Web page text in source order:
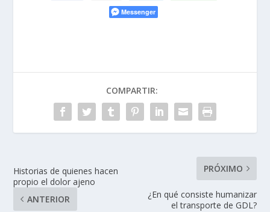
Messenger
COMPARTIR:
Historias de quienes hacen
propio el dolor ajeno
ANTERIOR
PRÓXIMO
¿En qué consiste humanizar
el transporte de GDL?